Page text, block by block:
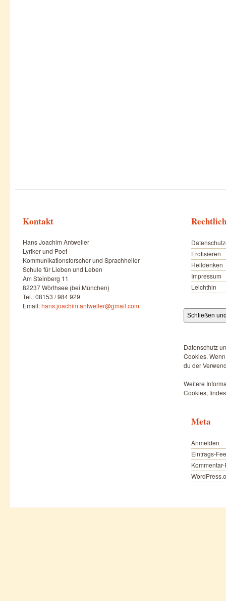
Kontakt
Hans Joachim Antweiler
Lyriker und Poet
Kommunikationsforscher und Sprachheiler
Schule für Lieben und Leben
Am Steinberg 11
82237 Wörthsee (bei München)
Tel.: 08153 / 984 929
Email:hans.joachim.antweiler@gmail.com
Erotisieren
Heildenken
Impressum
Leichthin
Datenschutz
Cookies.
du der
Weitere
Cookies,
Meta
Anmelden
Eintrags-